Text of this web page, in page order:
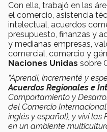
Con ella, trabajó en las
el comercio, asistencia
intelectual, acuerdos
presupuesto, finanzas y
y medianas empresas,
comercial, comercio y
Naciones Unidas sobre
“Aprendí, incrementé y
Acuerdos Regionales e
Comportamiento y
del Comercio
inglés y español), y viví
en un ambiente